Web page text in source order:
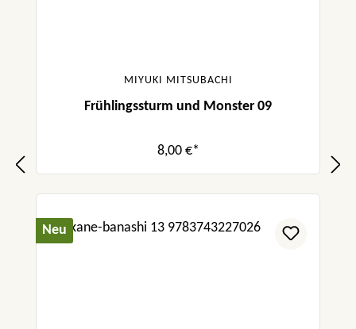
MIYUKI MITSUBACHI
Frühlingssturm und Monster 09
8,00 €*
Neu